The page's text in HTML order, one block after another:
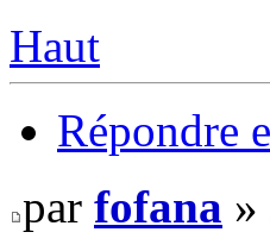
Haut
Répondre
par fofana »